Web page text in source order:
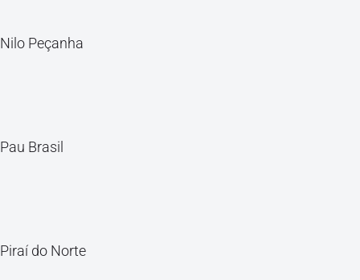
Nilo Peçanha
Pau Brasil
Piraí do Norte